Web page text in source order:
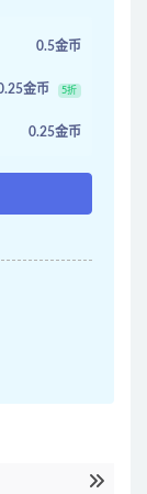
0.5金币
金币 5折
0.25金币